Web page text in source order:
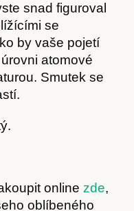
snad figuroval
se
by vaše pojetí
atomové
Smutek se
online zde,
oblíbeného